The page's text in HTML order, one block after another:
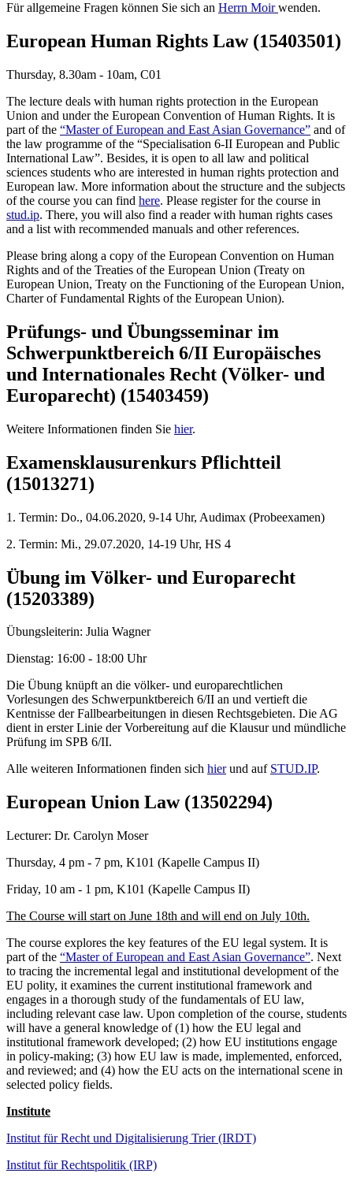
Für allgemeine Fragen können Sie sich an Herrn Moirwenden.
European Human Rights Law (15403501)
Thursday, 8.30am - 10am, C01
The lecture deals with human rights protection in the European
Union and under the European Convention of Human Rights. It is
part of the “Master of European and East Asian Governance” and of
the law programme of the “Specialisation 6-II European and Public
International Law”. Besides, it is open to all law and political
sciences students who are interested in human rights protection and
European law. More information about the structure and the subjects
of the course you can find here. Please register for the course in
stud.ip. There, you will also find a reader with human rights cases
and a list with recommended manuals and other references.
Please bring along a copy of the European Convention on Human
Rights and of the Treaties of the European Union (Treaty on
European Union, Treaty on the Functioning of the European Union,
Charter of Fundamental Rights of the European Union).
Prüfungs- und Übungsseminar im
Schwerpunktbereich 6/II Europäisches
und Internationales Recht (Völker- und
Europarecht) (15403459)
Weitere Informationen finden Sie hier.
Examensklausurenkurs Pflichtteil
(15013271)
1. Termin: Do., 04.06.2020, 9-14 Uhr, Audimax (Probeexamen)
2. Termin: Mi., 29.07.2020, 14-19 Uhr, HS 4
Übung im Völker- und Europarecht
(15203389)
Übungsleiterin: Julia Wagner
Dienstag: 16:00 - 18:00 Uhr
Die Übung knüpft an die völker- und europarechtlichen
Vorlesungen des Schwerpunktbereich 6/II an und vertieft die
Kentnisse der Fallbearbeitungen in diesen Rechtsgebieten. Die AG
dient in erster Linie der Vorbereitung auf die Klausur und mündliche
Prüfung im SPB 6/II.
Alle weiteren Informationen finden sich hierund auf STUD.IP.
European Union Law (13502294)
Lecturer: Dr. Carolyn Moser
Thursday, 4 pm - 7 pm, K101 (Kapelle Campus II)
Friday, 10 am - 1 pm, K101 (Kapelle Campus II)
The Course will start on June 18th and will end on July 10th.
The course explores the key features of the EU legal system. It is
part of the “Master of European and East Asian Governance”. Next
to tracing the incremental legal and institutional development of the
EU polity, it examines the current institutional framework and
engages in a thorough study of the fundamentals of EU law,
including relevant case law. Upon completion of the course, students
will have a general knowledge of (1) how the EU legal and
institutional framework developed; (2) how EU institutions engage
in policy-making; (3) how EU law is made, implemented, enforced,
and reviewed; and (4) how the EU acts on the international scene in
selected policy fields.
Institute
Institut für Recht und Digitalisierung Trier (IRDT)
Institut für Rechtspolitik (IRP)